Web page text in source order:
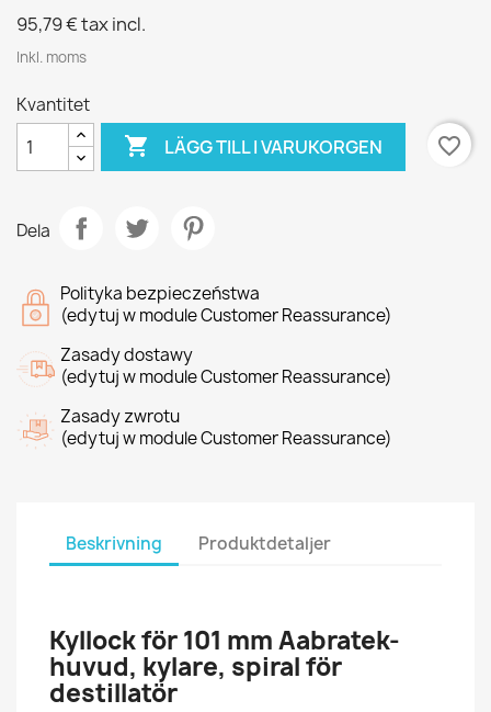
95,79 €tax incl.
Inkl. moms
Kvantitet
 LÄGG TILL I VARUKORGEN favorite_border
Dela
Polityka bezpieczeństwa
(edytuj w module Customer Reassurance)
Zasady dostawy
(edytuj w module Customer Reassurance)
Zasady zwrotu
(edytuj w module Customer Reassurance)
Beskrivning Produktdetaljer
Kyllock för 101 mm Aabratek-
huvud, kylare, spiral för
destillatör